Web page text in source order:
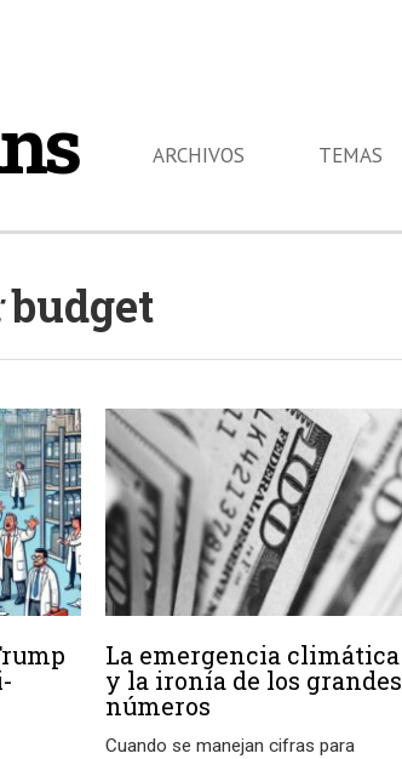
ARCHIVOS TEMAS
budget
La emergencia climática
y la ironía de los grandes
números
Cuando se manejan cifras para